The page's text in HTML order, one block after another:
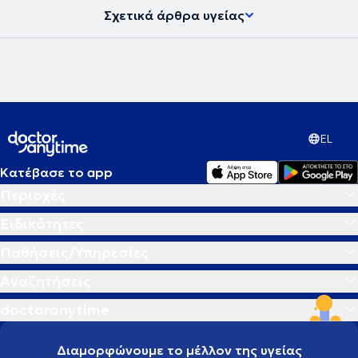
Σχετικά άρθρα υγείας
EL
Κατέβασε το app
Διαμορφώνουμε το μέλλον της υγείας